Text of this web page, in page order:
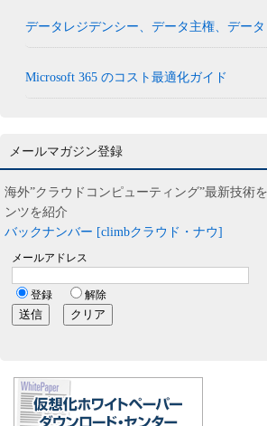
データレジデンシー、データ主権、デー
Microsoft 365 のコスト最適化ガイド
メールマガジン登録
海外”クラウドコンピューティング”最新技術
ンツを紹介
バックナンバー [climbクラウド・ナウ]